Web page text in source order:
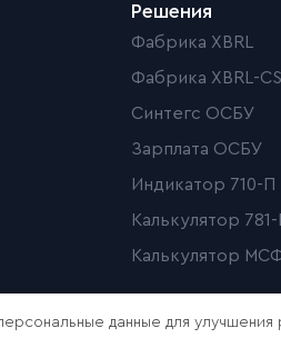
Решения
Фабрика XBRL
Фабрика XBRL-
Синтегс ОСБУ
Зарплата ОСБУ
Индикатор 710-П
Калькулятор 781-
Калькулятор
данные для